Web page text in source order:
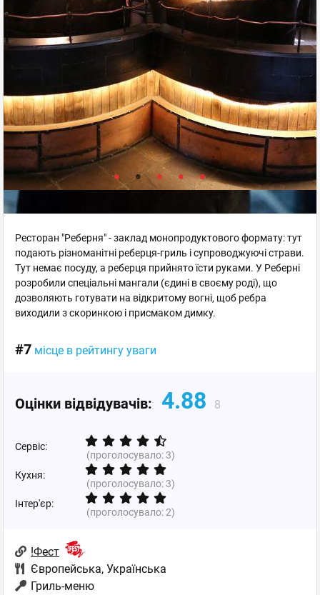
Ресторан "Реберня" - заклад монопродуктового формату: тут
подають різноманітні реберця-гриль і супроводжуючі страви.
Тут немає посуду, а реберця прийнято їсти руками. У Реберні
розробили спеціальні мангали (єдині в своєму роді), що
дозволяють готувати на відкритому вогні, щоб ребра
виходили з скоринкою і присмаком димку.
#7 місце в рейтингу уваги
Оцінки відвідувачів: 4.88 8
Сервіс:
(проголосувало:3)
Кухня:
(проголосувало:3)
Інтер'єр:
(проголосувало:2)
!Фест
Європейська, Українська
Гриль-меню